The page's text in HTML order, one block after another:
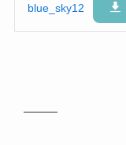
blue_sky12